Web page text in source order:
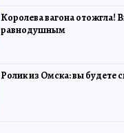
Королева вагона отожгла!
равнодушным
Ролик из Омска: вы будете